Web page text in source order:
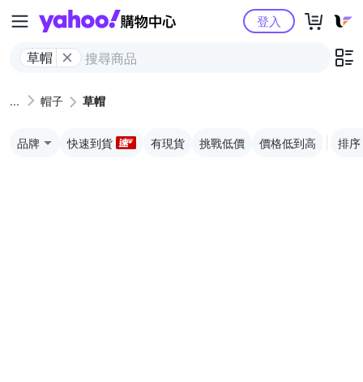
Yahoo購物中心
草帽
登入
帽子 草帽
品牌 快速到貨 有現貨 挑戰低價 價格低到高 排序